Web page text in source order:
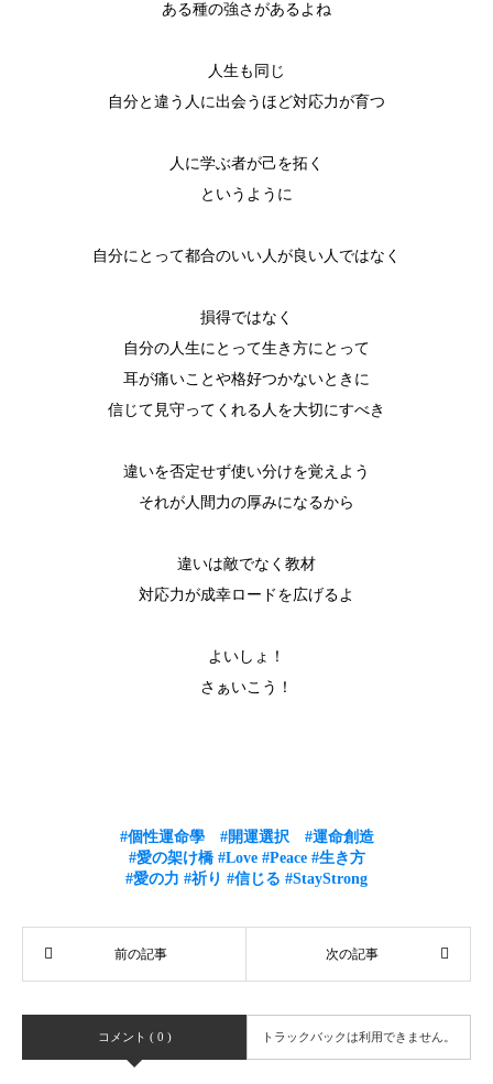
ある種の強さがあるよね
人生も同じ
自分と違う人に出会うほど対応力が育つ
人に学ぶ者が己を拓く
というように
自分にとって都合のいい人が良い人ではなく
損得ではなく
自分の人生にとって生き方にとって
耳が痛いことや格好つかないときに
信じて見守ってくれる人を大切にすべき
違いを否定せず使い分けを覚えよう
それが人間力の厚みになるから
違いは敵でなく教材
対応力が成幸ロードを広げるよ
よいしょ！
さぁいこう！
#個性運命學 #開運選択
#運命創造
#愛の架け橋 #Love #Peace #生き方
#愛の力 #祈り #信じる #StayStrong
コメント ( 0 ) トラックバックは利用できません。